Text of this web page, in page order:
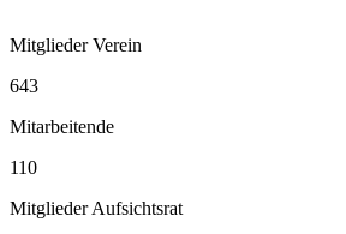
Mitglieder Verein
643
Mitarbeitende
110
Mitglieder Aufsichtsrat